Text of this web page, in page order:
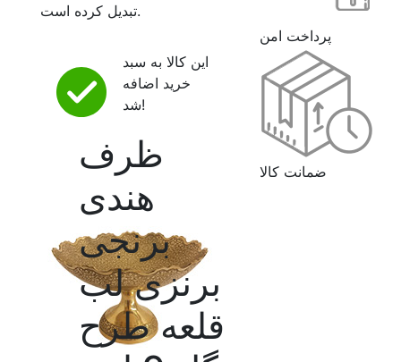
تبدیل کرده است.
این کالا به سبد
خرید اضافه
شد!
ظرف
هندی
برنجی
برنزی لب
قلعه طرح
پرداخت امن
ضمانت کالا